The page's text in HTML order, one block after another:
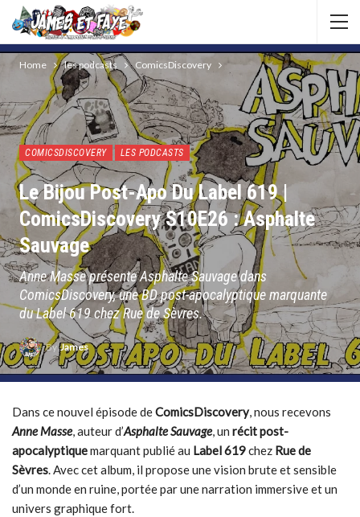
Home les podcasts ComicsDiscovery
COMICSDISCOVERY LES PODCASTS
Le Bijou Post-Apo Du Label 619 |
ComicsDiscovery S10E26 : Asphalte
Sauvage
Anne Masse présente Asphalte Sauvage dans
ComicsDiscovery, une BD post-apocalyptique marquante
du Label 619 chez Rue de Sèvres.
By James
Dans ce nouvel épisode deComicsDiscovery, nous recevons
Anne Masse, auteur d’Asphalte Sauvage, un récit post-
apocalyptiquemarquant publié au Label 619chez Rue de
Sèvres. Avec cet album, il propose une vision brute et sensible
d’un monde en ruine, portée par une narration immersive et un
univers graphique fort.